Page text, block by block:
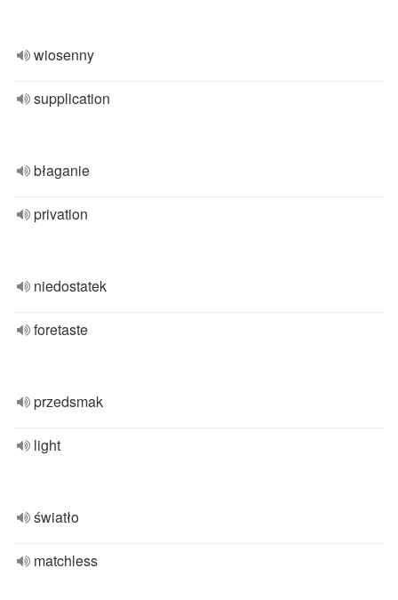
wiosenny
supplication
błaganie
privation
niedostatek
foretaste
przedsmak
light
światło
matchless